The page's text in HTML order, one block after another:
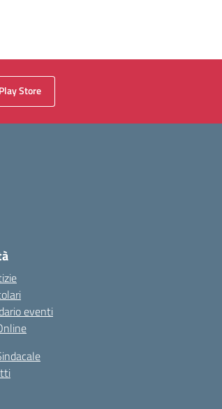
Play Store
eventi